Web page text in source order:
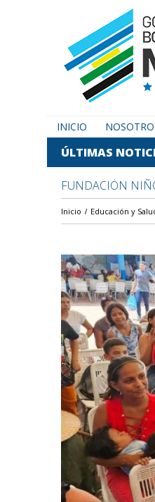
INICIO
ÚLTIMAS
FUNDACIÓN
Inicio Educación y